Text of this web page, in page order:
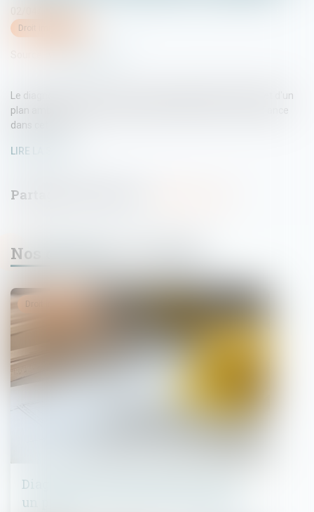
Droit immobilier
Le diagnostic de performance énergétique (DPE) fait l'objet d'un
plan ambitieux du Gouvernement afin de restaurer la confiance
dans cet outil...
LIRE LA SUITE
Nos dernières actualités
Diagnostic d'assainissement erroné :
un préjudice certain pour l'acquéreur
Droit immobilier